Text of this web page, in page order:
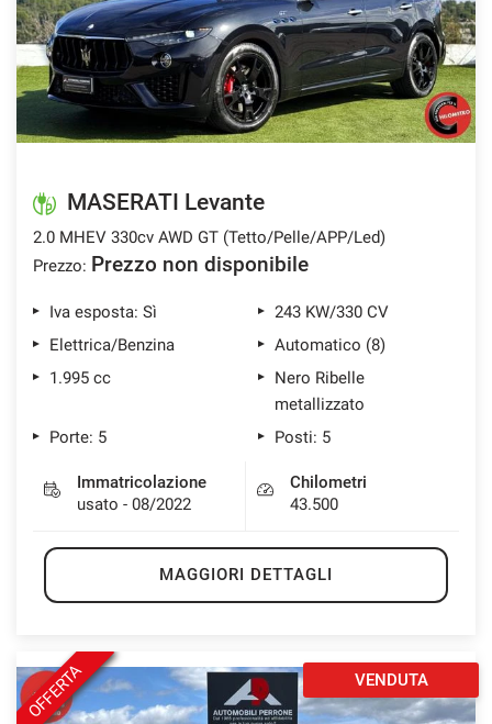
MASERATI Levante
2.0 MHEV 330cv AWD GT (Tetto/Pelle/APP/Led)
Prezzo: Prezzo non disponibile
Iva esposta: Sì
243 KW/330 CV
Elettrica/Benzina
Automatico (8)
1.995 cc
Nero Ribelle
metallizzato
Porte: 5
Posti: 5
Immatricolazione
usato - 08/2022
Chilometri
43.500
MAGGIORI DETTAGLI
OFFERTA VENDUTA